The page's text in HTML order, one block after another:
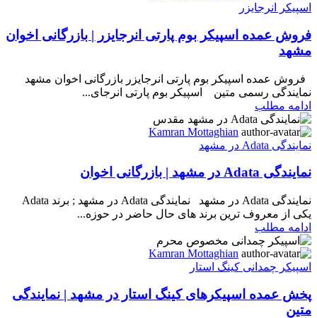
اسپیکر انرجایزر
فروش عمده اسپیکر بوم پارتی انرجایزر | بازرگانی اخوان
مشهد
فروش عمده اسپیکر بوم پارتی انرجایزر بازرگانی اخوان مشهد
نمایندگی رسمی متین اسپیکر بوم پارتی انرجای...
ادامه مطلب
Kamran Mottaghian
نمایندگی Adata در مشهد
نمایندگی Adata در مشهد | بازرگانی اخوان
نمایندگی Adata در مشهد نمایندگی Adata در مشهد ; برند Adata
یکی از معروف ترین برند های حال حاضر در حوزه...
ادامه مطلب
Kamran Mottaghian
اسپیکر چمدانی کینگ استار
پخش عمده اسپیکرهای کینگ استار در مشهد | نمایندگی
متین